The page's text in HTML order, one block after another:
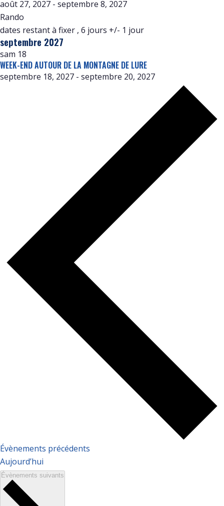
août 27, 2027 - septembre 8, 2027
Rando
dates restant à fixer , 6 jours +/- 1 jour
septembre 2027
sam 18
WEEK-END AUTOUR DE LA MONTAGNE DE LURE
septembre 18, 2027 - septembre 20, 2027
Évènements précédents
Aujourd’hui
Évènements suivants